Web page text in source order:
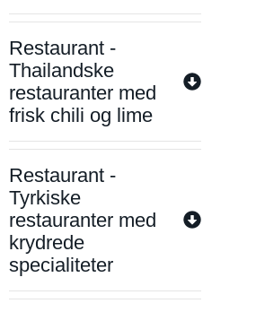
Restaurant -
Thailandske
restauranter med
frisk chili og lime
Restaurant -
Tyrkiske
restauranter med
krydrede
specialiteter